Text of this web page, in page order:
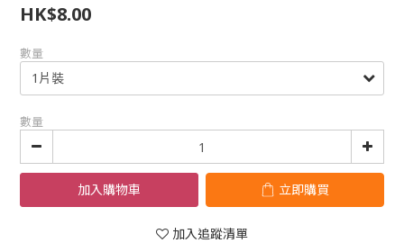
HK$8.00
數量
數量
加入購物車 立即購買
加入追蹤清單